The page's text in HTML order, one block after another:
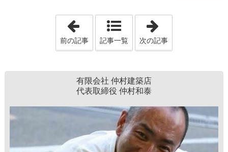
「見えていないものを見るためには」
前の記事 記事一覧 次の記事
有限会社 仲村建築店
代表取締役 仲村和泰